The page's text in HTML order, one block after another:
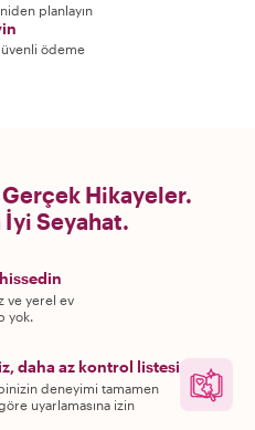
planlayın
ödeme
Hikayeler.
Seyahat.
ve yerel ev
yok.
daha az kontrol listesi
deneyimi tamamen
uyarlamasına izin